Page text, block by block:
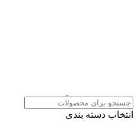
انتخاب دسته بندی